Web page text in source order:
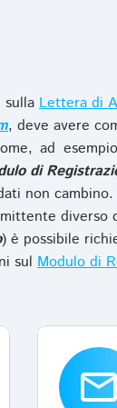
Lettera di
, deve avere
ad
di
non cambino.
diverso
) è possibile
sul Modulo di
email